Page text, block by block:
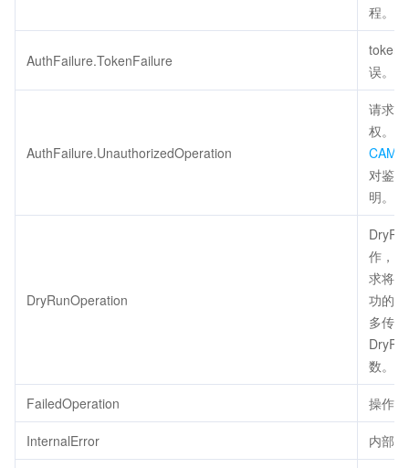
程。
AuthFailure.TokenFailure
token
误。
AuthFailure.UnauthorizedOperation
请求
权。
CAM
对鉴
明。
DryRunOperation
作，
求将
功的
多传了
数。
FailedOperation 操作
InternalError 内部